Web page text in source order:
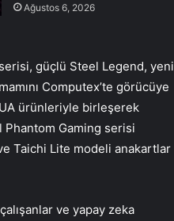
Ağustos 6, 2026
güçlü Steel Legend, yeni
Computex’te görücüye
ürünleriyle birleşerek
Phantom Gaming serisi
Taichi Lite modeli anakartlar
ve yapay zeka